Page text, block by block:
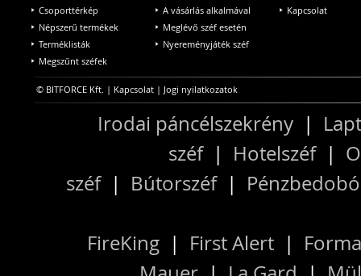
Csoporttérkép
Népszerű termékek
Terméklisták
Megszűnt széfek
A vásárlás alkalmával
Meglévő széf esetén
Nyereményjáték széf
Kapcsolat
© BITFORCE Kft. | Kapcsolat | Jogi nyilatkozatok
Irodai páncélszekrény |
széf| Hotelszéf|
széf| Bútorszéf|
FireKing | First Alert |